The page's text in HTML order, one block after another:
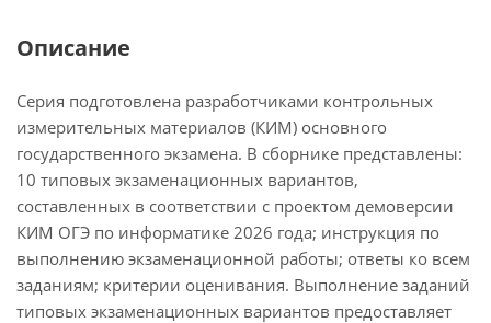
Описание
Серия подготовлена разработчиками контрольных
измерительных материалов (КИМ) основного
государственного экзамена. В сборнике представлены:
10 типовых экзаменационных вариантов,
составленных в соответствии с проектом демоверсии
КИМ ОГЭ по информатике 2026 года; инструкция по
выполнению экзаменационной работы; ответы ко всем
заданиям; критерии оценивания. Выполнение заданий
типовых экзаменационных вариантов предоставляет